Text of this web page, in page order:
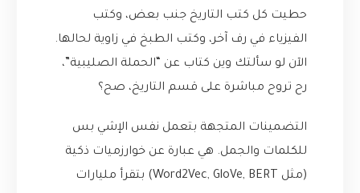
حطيت كل كتب التاريخ جنب بعض، وكتب
الفيزياء في رف آخر، وكتب الطبخ في زاوية لحالها.
الآن لو سألتك وين كتاب عن “الحملة الصليبية”،
رح تروح مباشرة على قسم التاريخ، صح؟
التضمينات المتجهة بتعمل نفس الإشي بس
للكلمات والجمل. هي عبارة عن خوارزميات ذكية
(مثل Word2Vec, GloVe, BERT) بتقرأ مليارات